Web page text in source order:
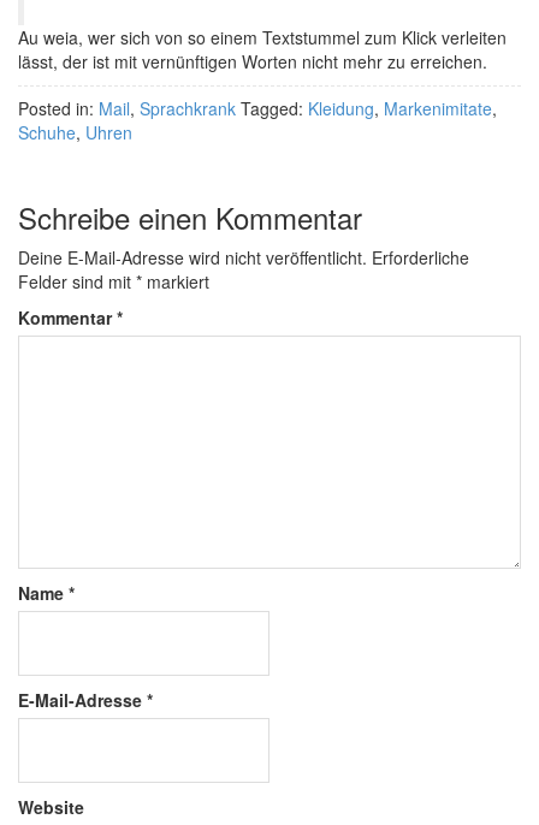
Au weia, wer sich von so einem Textstummel zum Klick verleiten
lässt, der ist mit vernünftigen Worten nicht mehr zu erreichen.
Posted in: Mail, Sprachkrank Tagged: Kleidung, Markenimitate,
Schuhe, Uhren
Schreibe einen Kommentar
Deine E-Mail-Adresse wird nicht veröffentlicht. Erforderliche
Felder sind mit * markiert
Kommentar*
Name *
E-Mail-Adresse *
Website